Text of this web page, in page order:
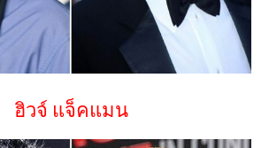
ฮิวจ์ แจ็คแมน